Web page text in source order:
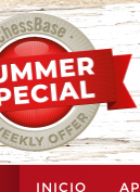
INICIO